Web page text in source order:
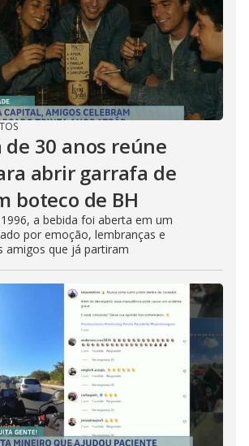
de 30 anos reúne
abrir garrafa de
boteco de BH
a bebida foi aberta em um
por emoção, lembranças e
amigos que já partiram